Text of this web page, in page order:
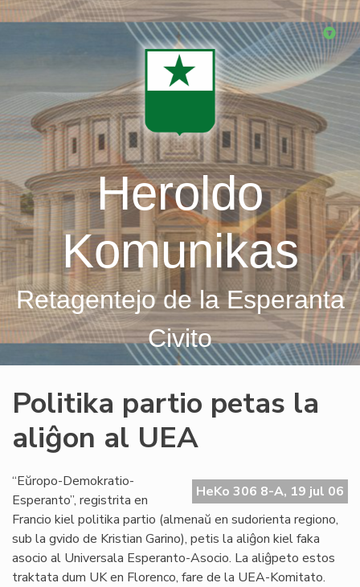
Skip
Heroldo
Komunikas
Retagentejo de la Esperanta
Civito
Politika partio petas la
aliĝon al UEA
HeKo 306 8-A, 19 jul 06
“Eŭropo-Demokratio-
Esperanto”, registrita en
Francio kiel politika partio (almenaŭ en sudorienta regiono,
sub la gvido de Kristian Garino), petis la aliĝon kiel faka
asocio al Universala Esperanto-Asocio. La aliĝpeto estos
traktata dum UK en Florenco, fare de la UEA-Komitato.